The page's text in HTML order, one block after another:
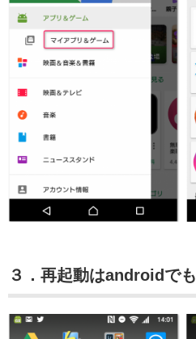
３．再起動はandroidでも